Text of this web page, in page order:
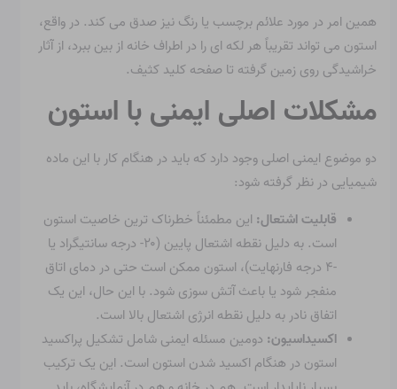
همین امر در مورد علائم برچسب یا رنگ نیز صدق می کند. در واقع،
استون می تواند تقریباً هر لکه ای را در اطراف خانه از بین ببرد، از آثار
خراشیدگی روی زمین گرفته تا صفحه کلید کثیف.
مشکلات اصلی ایمنی با استون
دو موضوع ایمنی اصلی وجود دارد که باید در هنگام کار با این ماده
شیمیایی در نظر گرفته شود:
قابلیت اشتعال: این مطمئناً خطرناک ترین خاصیت استون
است. به دلیل نقطه اشتعال پایین (۲۰- درجه سانتیگراد یا
-۴ درجه فارنهایت)، استون ممکن است حتی در دمای اتاق
منفجر شود یا باعث آتش سوزی شود. با این حال، این یک
اتفاق نادر به دلیل نقطه انرژی اشتعال بالا است.
اکسیداسیون: دومین مسئله ایمنی شامل تشکیل پراکسید
استون در هنگام اکسید شدن استون است. این یک ترکیب